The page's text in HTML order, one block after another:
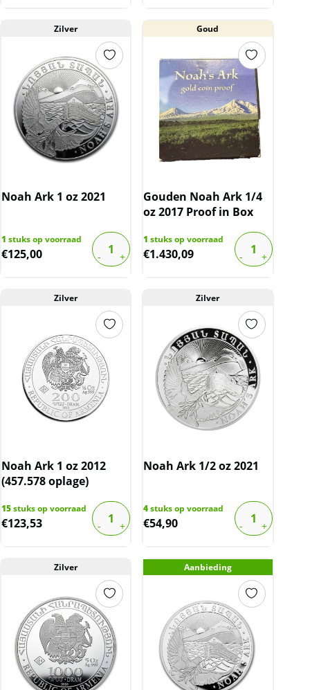
Zilver
Noah Ark 1 oz 2021
1 stuks op voorraad
€125,00
Goud
Gouden Noah Ark 1/4
oz 2017 Proof in Box
1 stuks op voorraad
€1.430,09
Zilver
Noah Ark 1 oz 2012
(457.578 oplage)
15stuks op voorraad
€123,53
Zilver
Noah Ark 1/2 oz 2021
4stuks op voorraad
€54,90
Zilver Aanbieding